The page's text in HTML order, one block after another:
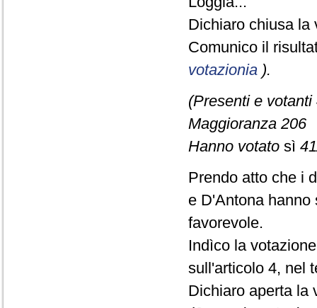
Dichiaro chiusa la
Comunico il
votazionia ).
(Presenti e votanti
Maggioranza 206
Hanno votato sì
Prendo atto che i
e D'Antona hanno
favorevole.
Indìco la
sull'articolo 4, nel
Dichiaro aperta la